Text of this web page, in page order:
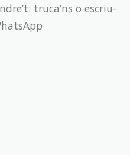
truca’ns o escriu-